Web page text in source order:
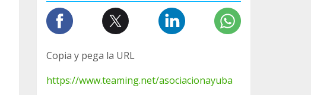
Copia y pega la URL
https://www.teaming.net/asociacionayuba